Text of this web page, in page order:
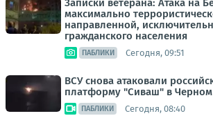
Записки ветерана: Атака на
максимально
направленной,
гражданского населения
ПАБЛИКИ Сегодня, 09:51
ВСУ снова атаковали
платформу "Сиваш" в
ПАБЛИКИ Сегодня, 08:40